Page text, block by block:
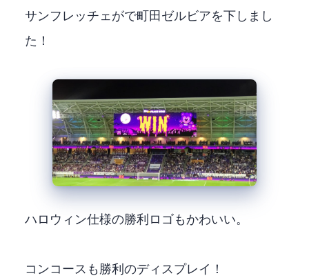
サンフレッチェが2-0でFC町田ゼルビアを下しまし
た！
ハロウィン仕様の勝利ロゴもかわいい。
コンコースも勝利のディスプレイ！